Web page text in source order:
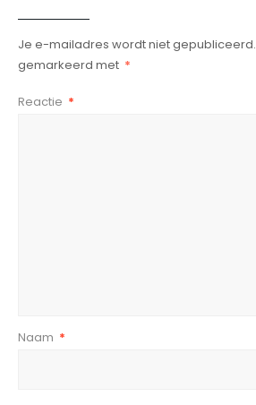
Je e-mailadres wordt niet gepubliceerd.
gemarkeerd met *
Reactie *
Naam *